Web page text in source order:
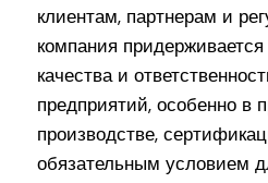
клиентам, партнерам и
компания
качества и
предприятий, особенно в
производстве,
обязательным условием